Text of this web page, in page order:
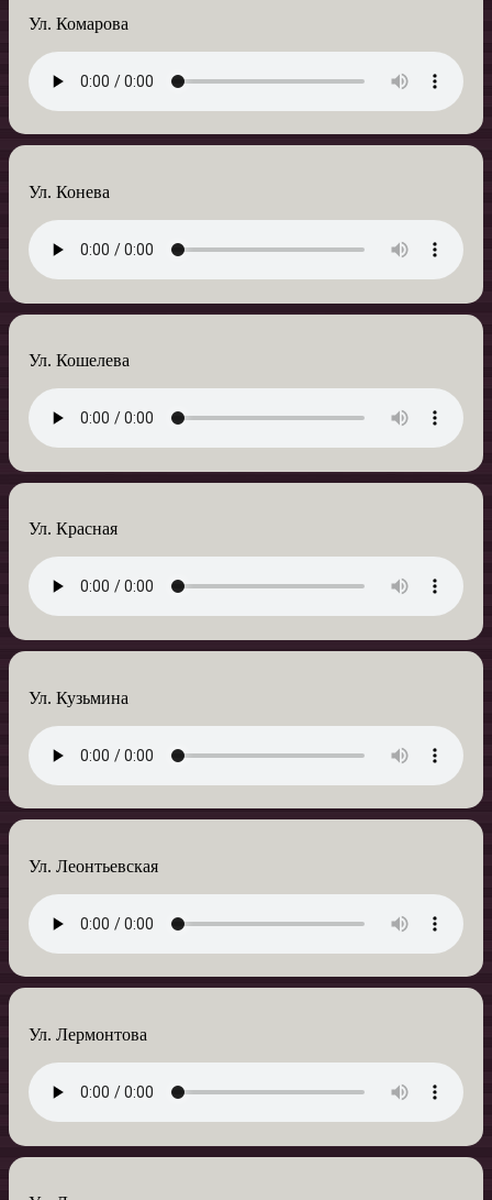
Ул. Комарова
Ул. Конева
Ул. Кошелева
Ул. Красная
Ул. Кузьмина
Ул. Леонтьевская
Ул. Лермонтова